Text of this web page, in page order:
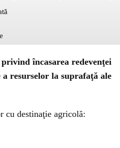
încasarea redevenţei
resurselor la suprafaţă ale
cu destinaţie agricolă: